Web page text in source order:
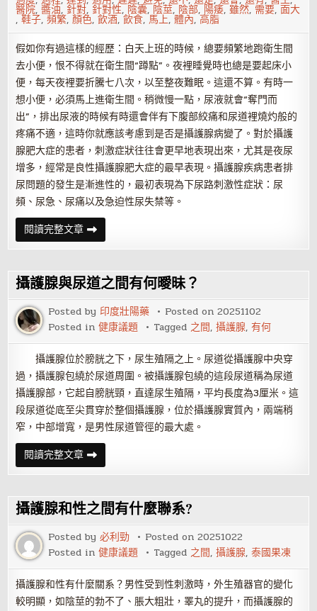
醫院,醬油, 針對, 針對性, 陰囊, 陰莖, 陰部, 陽痿,雖然, 需要,面大
,鞋子,頻繁,顏色,飲酒,飲食, 馬上,體內,高脂
假如你有過這樣的經歷：白天上班的時候，總要頻繁地跑衛生間
去小便，恨不得就在衛生間“蹲點”。夜裡睡覺時也總是要起床小
便，每天夜裡要折騰七八次，以至整夜難眠。這還不算。有時一
想小便，必須馬上進衛生間。稍微慢一點，尿液就會“奪門而
出”，排出尿液的時候有時還會伴有下腹部絞痛和尿道裡燒灼般的
疼痛不適，這時你就應該考慮到是否是攝護腺病變了。對於攝護
腺肥大症的患者，刺激症狀往往會更早地表現出來，尤其是夜尿
增多，經常是良性攝護腺肥大症的最早表現。攝護腺疾病患者排
尿問題的發生是漸進性的，最初表現為下尿路刺激性症狀：尿
頻、尿急、尿痛以及急迫性尿失禁等。
閱讀完整文章尿
液
揭
攝
護
腺
健
康
攝護腺與尿道之間有何曖昧？
Posted by 印度壯陽藥 Posted on20251102
Posted in健康議題 Tagged 之間,攝護腺,有何
攝護腺位於膀胱之下，尿生殖隔之上。尿道從攝護腺中央穿
過，攝護腺包繞於尿道周圍。被攝護腺包繞的這段尿道稱為尿道
攝護腺部，它起自膀胱頸，直達尿生殖隔，平均長度為3厘米。這
段尿道從底至尖貫穿於整個攝護腺，位於攝護腺實質內，兩端稍
窄，中部增寬，是男性尿道管徑的最大處。
閱讀完整文章攝
護
腺
尿
道
之
間
有
何
曖
攝護腺和性之間有什麼聯系?
Posted by必利勁 Posted on20251022
Posted in健康議題 Tagged 之間,攝護腺,泰國果凍
攝護腺和性有什麼關系？男性受到性刺激時，外生殖器官的變化
較明顯，如陰莖的勃不了、脹大粗壯，睪丸的提升，而攝護腺的